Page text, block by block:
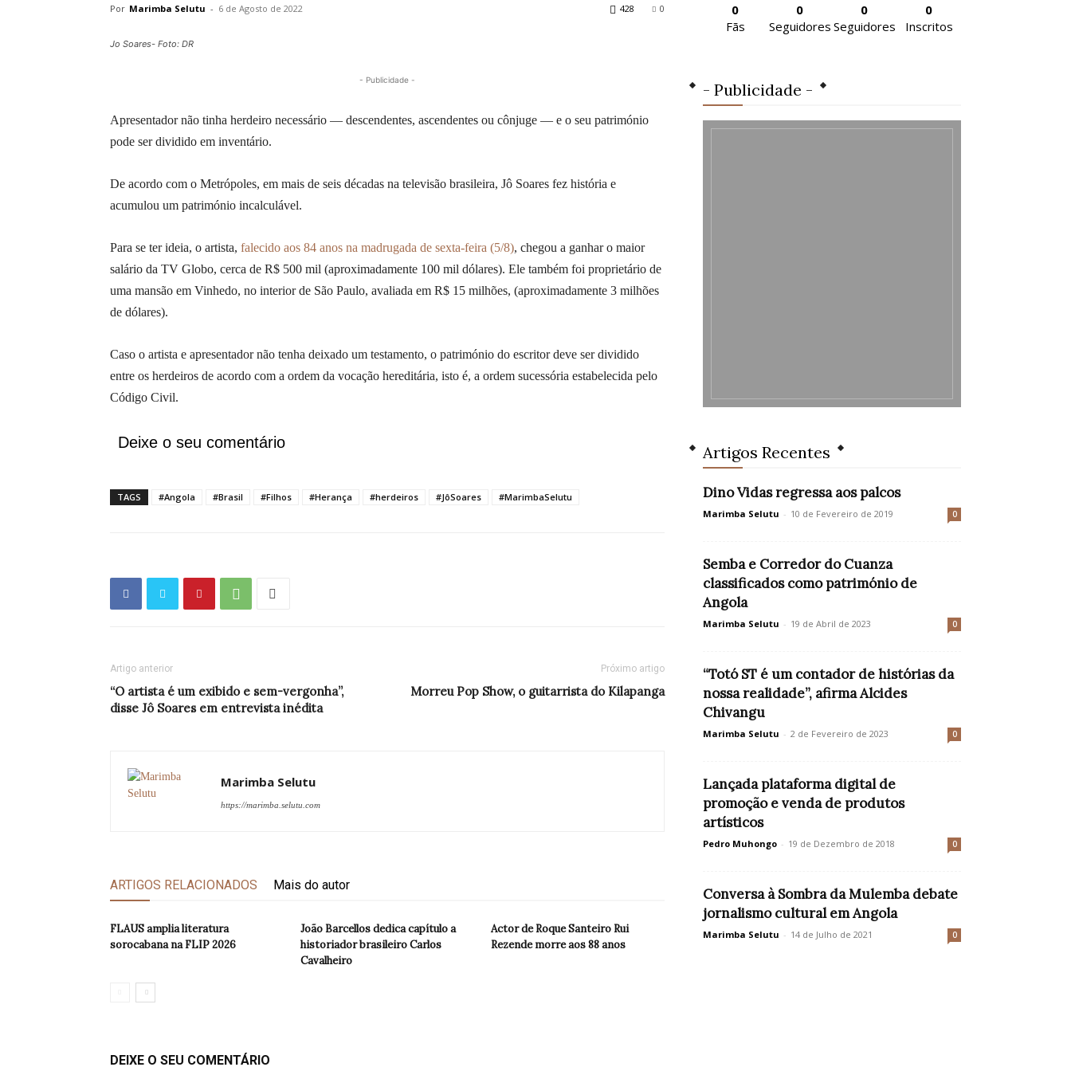
Por Marimba Selutu - 6 de Agosto de 2022 0
428
Jo Soares- Foto: DR
- Publicidade -
Apresentador não tinha herdeiro necessário — descendentes, ascendentes ou cônjuge — e o seu património
pode ser dividido em inventário.
De acordo com o Metrópoles, em mais de seis décadas na televisão brasileira, Jô Soares fez história e
acumulou um património incalculável.
Para se ter ideia, o artista, falecido aos 84 anos na madrugada de sexta-feira (5/8), chegou a ganhar o maior
salário da TV Globo, cerca de R$ 500 mil (aproximadamente 100 mil dólares). Ele também foi proprietário de
uma mansão em Vinhedo, no interior de São Paulo, avaliada em R$ 15 milhões, (aproximadamente 3 milhões
de dólares).
Caso o artista e apresentador não tenha deixado um testamento, o património do escritor deve ser dividido
entre os herdeiros de acordo com a ordem da vocação hereditária, isto é, a ordem sucessória estabelecida pelo
Código Civil.
Deixe o seu comentário
TAGS #Angola #Brasil #Filhos #Herança #herdeiros #JôSoares #MarimbaSelutu
Artigo anterior
“O artista é um exibido e sem-vergonha”,
disse Jô Soares em entrevista inédita
Próximo artigo
Morreu Pop Show, o guitarrista do Kilapanga
Marimba Selutu
https://marimba.selutu.com
ARTIGOS RELACIONADOS Mais do autor
FLAUS amplia literatura
sorocabana na FLIP 2026
João Barcellos dedica capítulo a
historiador brasileiro Carlos
Cavalheiro
Actor de Roque Santeiro Rui
Rezende morre aos 88 anos
DEIXE O SEU COMENTÁRIO
0
Fãs
0
Seguidores
0
Seguidores
0
Inscritos
- Publicidade -
Artigos Recentes
Dino Vidas regressa aos palcos
Marimba Selutu - 10 de Fevereiro de 2019 0
Semba e Corredor do Cuanza
classificados como património de
Angola
Marimba Selutu - 19 de Abril de 2023 0
“Totó ST é um contador de histórias da
nossa realidade”, afirma Alcides
Chivangu
Marimba Selutu - 2 de Fevereiro de 2023 0
Lançada plataforma digital de
promoção e venda de produtos
artísticos
Pedro Muhongo - 19 de Dezembro de 2018 0
Conversa à Sombra da Mulemba debate
jornalismo cultural em Angola
Marimba Selutu - 14 de Julho de 2021 0